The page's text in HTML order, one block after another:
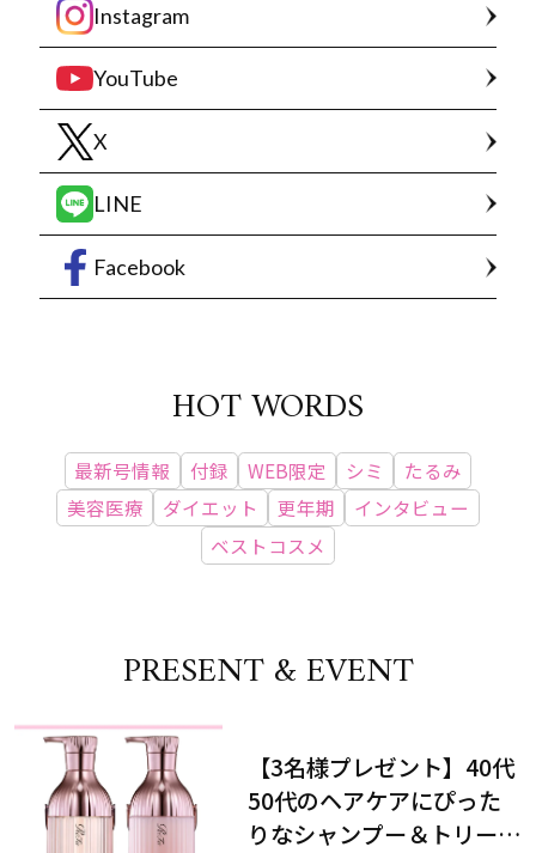
Instagram
YouTube
X
LINE
Facebook
HOT WORDS
最新号情報 付録 WEB限定 シミ
たるみ
美容医療
ダイエット 更年期
インタビュー
ベストコスメ
PRESENT & EVENT
【3名様プレゼント】40代
50代のヘアケアにぴった
りなシャンプー＆トリート